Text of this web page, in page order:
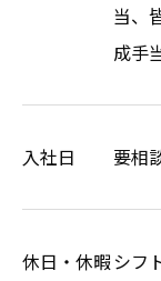
当、
成手
入社日 要相
休日・休暇 シフ